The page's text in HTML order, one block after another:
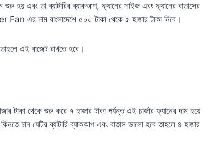
শুরু হয় এবং তা ব্যাটারির ব্যাকআপ, ফ্যানের সাইজ এবং ফ্যানের বাতাসের
এর দাম বাংলাদেশে ৫০০ টাকা থেকে ৫ হাজার টাকা নিবে।
এই বাজেট রাখতে হবে।
টাকা থেকে শুরু করে ৭ হাজার টাকা পর্যন্ত এই চার্জার ফ্যানের দাম হয়ে
চান যেটির ব্যাটারি ব্যাকআপ এবং বাতাস ভালো হবে তাহলে ৪ হাজার